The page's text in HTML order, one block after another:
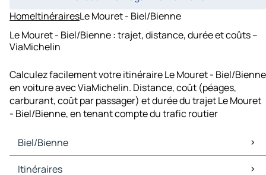
HomeItinérairesLe Mouret - Biel/Bienne
Le Mouret - Biel/Bienne : trajet, distance, durée et coûts –
ViaMichelin
Calculez facilement votre itinéraire Le Mouret - Biel/Bienne
en voiture avec ViaMichelin. Distance, coût (péages,
carburant, coût par passager) et durée du trajet Le Mouret
- Biel/Bienne, en tenant compte du trafic routier
Biel/Bienne
Biel/Bienne Cartes et plans
Itinéraires